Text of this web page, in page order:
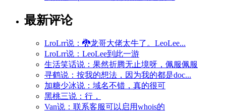
最新评论
LroLrr说：🐉龙哥大佬太牛了。LeoLee...
LroLrr说：LeoLee到此一游
生活笑话说：果然折腾无止境呀，佩服佩服
寻鹤说：按我的想法，因为我的都是doc...
加糖少冰说：域名不错，真的很可
黑桃三说：行，
Van说：联系客服可以启用whois的